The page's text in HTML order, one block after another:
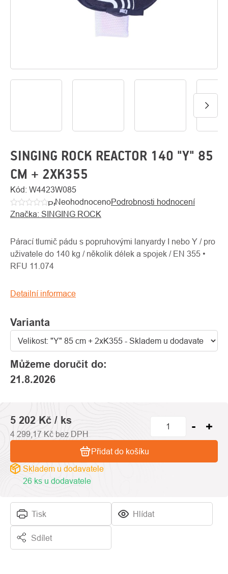
O
SINGING ROCK REACTOR 140 "Y" 85
CM + 2XK355
Kód: W4423W085
Průměrné
hodnocení
je
0,0
z
hvězdiček.
NeohodnocenoPodrobnosti hodnocení
Značka: SINGING ROCK
Varianta
Můžeme doručit do:
21.8.2026
Párací tlumič pádu s popruhovými lanyardy I nebo Y / pro
uživatele do 140 kg / několik délek a spojek / EN 355 •
RFU 11.074
Detailní informace
Tisk Hlídat
Sdílet
5 202 Kč / ks
4 299,17 Kč bez DPH
Skladem u dodavatele
26 ks u dodavatele
Přidat do košíku